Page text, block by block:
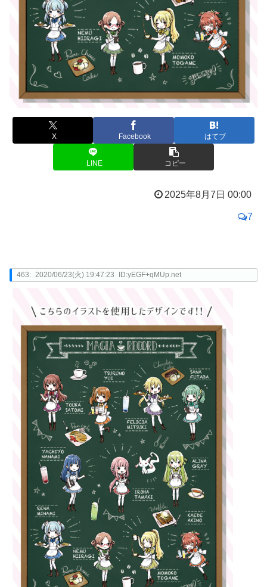
X Facebook はてブ
LINE コピー
2025年8月7日 00:00
7
463: 2020/06/23(火) 19:47:23 ID:yEGF+qMUp.net